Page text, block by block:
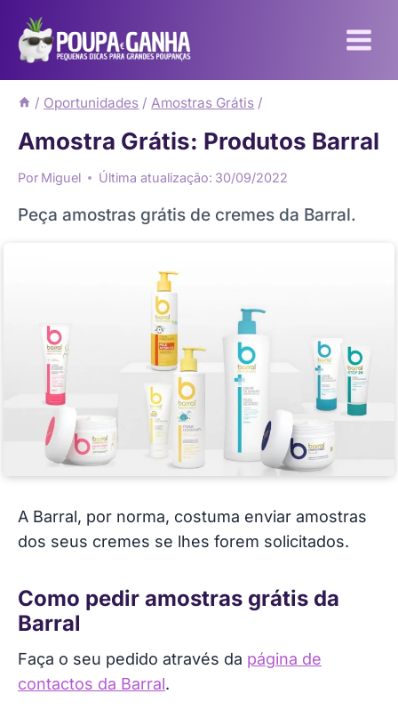
para
Conteúdo
/ Oportunidades / Amostras Grátis /
Amostra Grátis: Produtos Barral
Por Miguel Última atualização: 30/09/2022
Peça amostras grátis de cremes da Barral.
A Barral, por norma, costuma enviar amostras
dos seus cremes se lhes forem solicitados.
Como pedir amostras grátis da
Barral
Faça o seu pedido através da página de
contactos da Barral.